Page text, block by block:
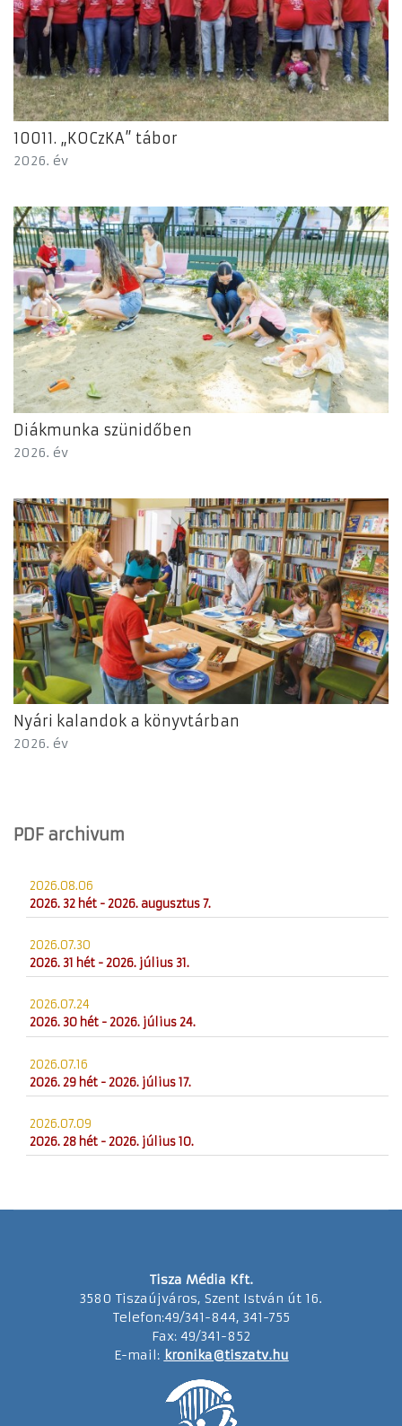
10011. „KOCzKA” tábor
2026. év
Diákmunka szünidőben
2026. év
Nyári kalandok a könyvtárban
2026. év
PDF archivum
2026.08.06
2026. 32 hét - 2026. augusztus 7.
2026.07.30
2026. 31 hét - 2026. július 31.
2026.07.24
2026. 30 hét - 2026. július 24.
2026.07.16
2026. 29 hét - 2026. július 17.
2026.07.09
2026. 28 hét - 2026. július 10.
Tisza Média Kft.
3580 Tiszaújváros, Szent István út 16.
Telefon:49/341-844, 341-755
Fax: 49/341-852
E-mail: kronika@tiszatv.hu